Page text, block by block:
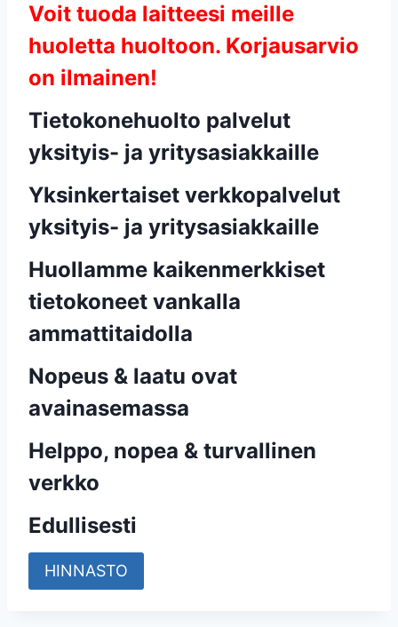
Voit tuoda laitteesi meille
huoletta huoltoon. Korjausarvio
on ilmainen!
Tietokonehuolto palvelut
yksityis- ja yritysasiakkaille
Yksinkertaiset verkkopalvelut
yksityis- ja yritysasiakkaille
Huollamme kaikenmerkkiset
tietokoneet vankalla
ammattitaidolla
Nopeus & laatu ovat
avainasemassa
Helppo, nopea & turvallinen
verkko
Edullisesti
HINNASTO